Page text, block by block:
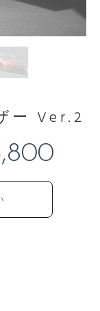
ー Ver.2